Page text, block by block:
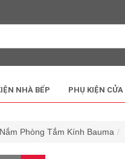
NHÀ BẾP PHỤ KIỆN CỬA
Phòng Tắm Kính Bauma